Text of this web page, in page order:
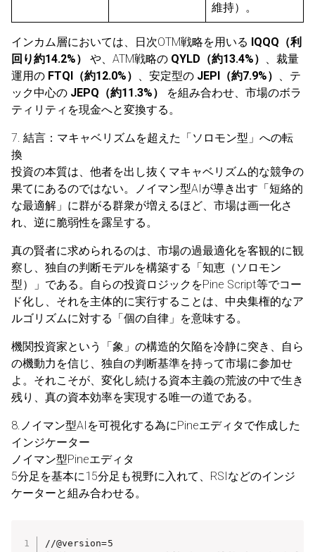
維持）。
インカム層においては、日次OTM戦略を用いる IQQQ（利
回り約14.2%）
や、ATM戦略の QYLD（約13.4%） 、裁量
運用の FTQI（約12.0%） 、安定型の JEPI（約7.9%） 、テ
ック中心の JEPQ（約11.3%）
を組み合わせ、市場のボラ
ティリティを現金へと変換する。
7. 結言：マキャベリズムを超えた「ソロモン型」への転
換
投資の本質は、他者を出し抜くマキャベリズム的な競争の
果てにあるのではない。ノイマン型AIが導き出す「短絡的
な最適解」に群がる群衆が増えるほど、市場は画一化さ
れ、逆に脆弱性を露呈する。
真の賢者に求められるのは、市場の過最適化を客観的に観
察し、独自の判断モデルを構築する「知恵（ソロモン
型）」である。自らの投資ロジックをPine Script等でコー
ド化し、それを主体的に実行することは、中央集権的なア
ルゴリズムに対する「個の自律」を意味する。
機関投資家という「象」の構造的欠陥を冷静に突き、自ら
の機動力を信じ、独自の判断基準を持って市場に参加せ
よ。それこそが、変化し続ける資本主義の荒波の中で生き
残り、真の資本効率を実現する唯一の道である。
8.ノイマン型AIを可視化する為にPineエディタで作成した
インジケーター
ノイマン型Pineエディタ
5分足を基本に15分足も視野に入れて、RSIなどのインジ
ケーターと組み合わせる。
//@version=5